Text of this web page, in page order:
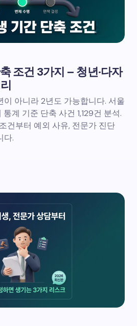
조건 3가지 – 청년·다자
이 아니라 2년도 가능합니다. 서울
계 기준 단축 사건 1,129건 분석.
건부터 예외 사유, 전문가 진단
다.